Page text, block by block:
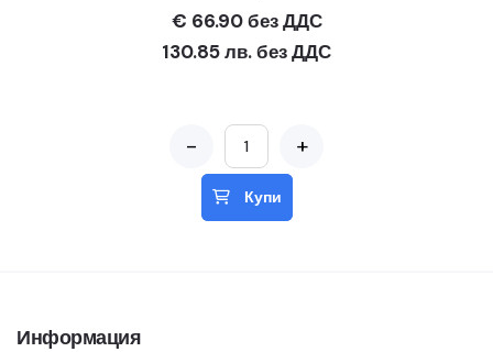
€ 66.90 без ДДС
130.85 лв. без ДДС
- +
Купи
Информация